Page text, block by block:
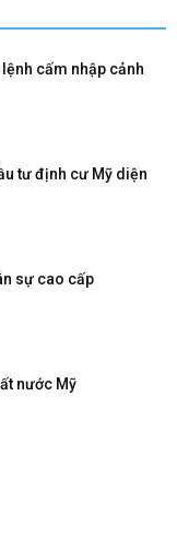
cấm nhập cảnh
tư định cư Mỹ diện
sự cao cấp
nước Mỹ